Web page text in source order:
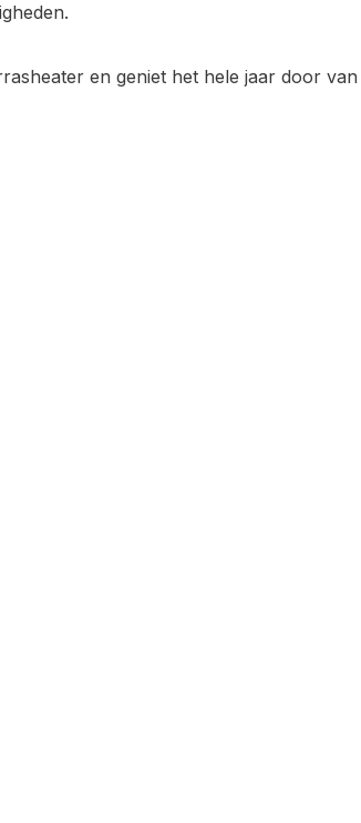
en geniet het hele jaar door van